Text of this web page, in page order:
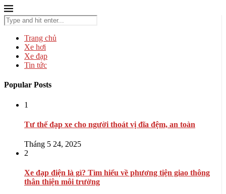
Trang chủ
Xe hơi
Xe đạp
Tin tức
Popular Posts
1
Tư thế đạp xe cho người thoát vị đĩa đệm, an toàn
Tháng 5 24, 2025
2
Xe đạp điện là gì? Tìm hiểu về phương tiện giao thông
thân thiện môi trường